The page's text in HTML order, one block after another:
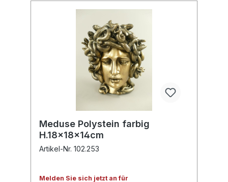
Meduse Polystein farbig
H.18x18x14cm
Artikel-Nr. 102.253
Melden Sie sich jetzt an für